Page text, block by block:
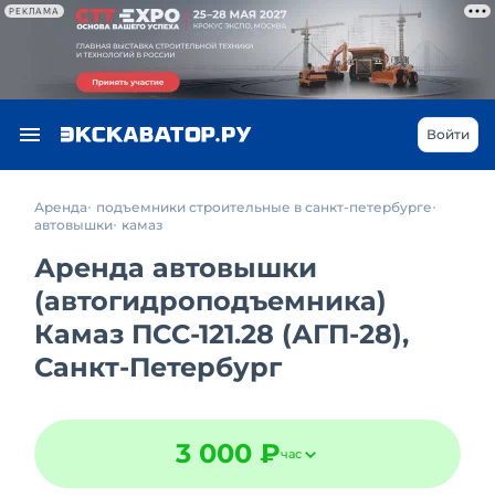
РЕКЛАМА
Войти
Аренда
подъемники строительные в санкт-петербурге
автовышки камаз
Аренда автовышки
(автогидроподъемника)
Камаз ПСС-121.28 (АГП-28),
Санкт-Петербург
3 000 ₽час